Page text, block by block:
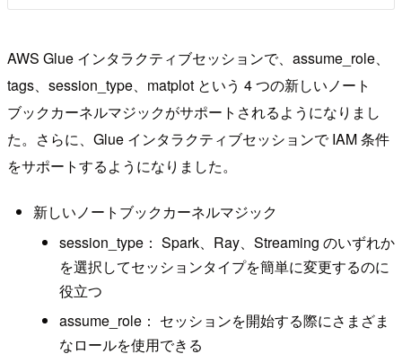
AWS Glue インタラクティブセッションで、assume_role、
tags、session_type、matplot という 4 つの新しいノート
ブックカーネルマジックがサポートされるようになりまし
た。さらに、Glue インタラクティブセッションで IAM 条件
をサポートするようになりました。
新しいノートブックカーネルマジック
session_type： Spark、Ray、Streaming のいずれか
を選択してセッションタイプを簡単に変更するのに
役立つ
assume_role： セッションを開始する際にさまざま
なロールを使用できる